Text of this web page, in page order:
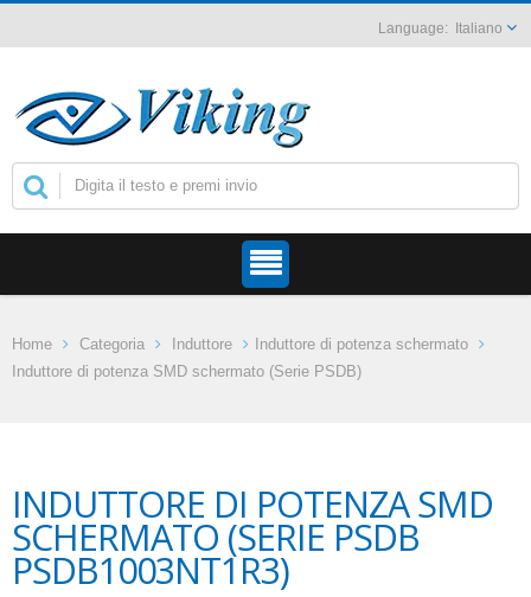
Italiano
Home Categoria Induttore
Induttore di potenza schermato
Induttore di potenza SMD schermato (Serie PSDB)
INDUTTORE DI POTENZA SMD
SCHERMATO (SERIE PSDB
PSDB1003NT1R3)